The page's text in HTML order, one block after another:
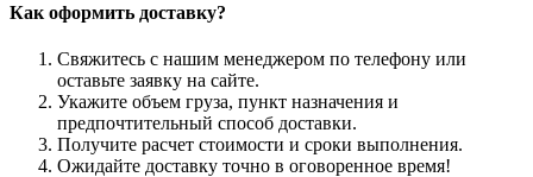
Как оформить доставку?
Свяжитесь с нашим менеджером по телефону или
оставьте заявку на сайте.
Укажите объем груза, пункт назначения и
предпочтительный способ доставки.
Получите расчет стоимости и сроки выполнения.
Ожидайте доставку точно в оговоренное время!